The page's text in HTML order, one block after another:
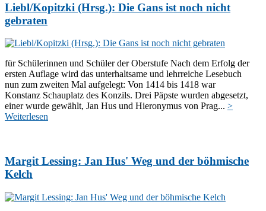
Liebl/Kopitzki (Hrsg.): Die Gans ist noch nicht
gebraten
für Schülerinnen und Schüler der Oberstufe Nach dem Erfolg der
ersten Auflage wird das unterhaltsame und lehrreiche Lesebuch
nun zum zweiten Mal aufgelegt: Von 1414 bis 1418 war
Konstanz Schauplatz des Konzils. Drei Päpste wurden abgesetzt,
einer wurde gewählt, Jan Hus und Hieronymus von Prag... >
Weiterlesen
Margit Lessing: Jan Hus' Weg und der böhmische
Kelch